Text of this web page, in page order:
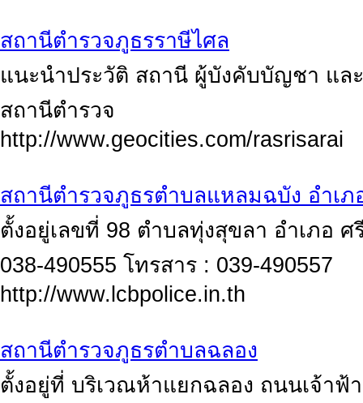
สถานีตำรวจภูธรราษีไศล
แนะนำประวัติ สถานี ผู้บังคับบัญชา แล
สถานีตำรวจ
http://www.geocities.com/rasrisarai
สถานีตำรวจภูธรตำบลแหลมฉบัง อำเ
ตั้งอยู่เลขที่ 98 ตำบลทุ่งสุขลา อำเภอ
038-490555 โทรสาร : 039-490557
http://www.lcbpolice.in.th
สถานีตำรวจภูธรตำบลฉลอง
ตั้งอยู่ที่ บริเวณห้าแยกฉลอง ถนนเจ้าฟ้